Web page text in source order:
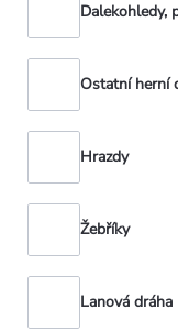
Dalekohledy,
Ostatní herní
Hrazdy
Žebříky
Lanová dráha